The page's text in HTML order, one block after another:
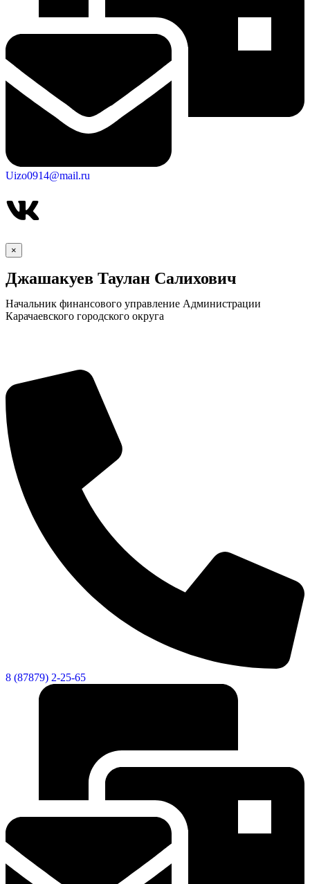
Документы
Газета "Минги Тау"
Виртуальная
приемная
Культурный
Социальные
видеоролики
Веб
камера
Uizo0914@mail.ru
×
Джашакуев Таулан Салихович
Начальник финансового управление Администрации
Карачаевского городского округа
8 (87879) 2-25-65